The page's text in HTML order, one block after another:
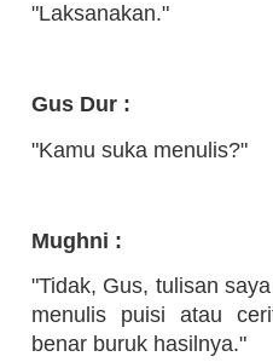
"Laksanakan."
Gus Dur :
"Kamu suka menulis?"
Mughni :
"Tidak, Gus, tulisan
menulis puisi atau
benar buruk hasilnya."